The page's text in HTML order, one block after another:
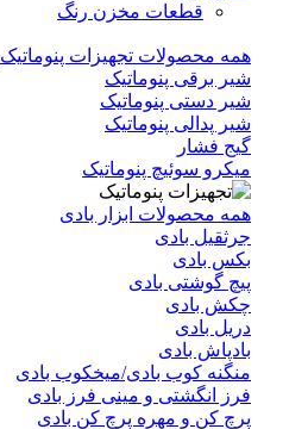
قطعات مخزن رنگ
همه محصولات تجهیزات پنوماتیک
شیر برقی پنوماتیک
شیر دستی پنوماتیک
شیر پدالی پنوماتیک
گیج فشار
میکرو سوئیچ پنوماتیک
همه محصولات ابزار بادی
جرثقیل بادی
بکس بادی
پیچ گوشتی بادی
چکش بادی
دریل بادی
بادپاش بادی
منگنه کوب بادی/میخکوب بادی
فرز انگشتی و مینی فرز بادی
پرچ کن و مهره پرچ کن بادی